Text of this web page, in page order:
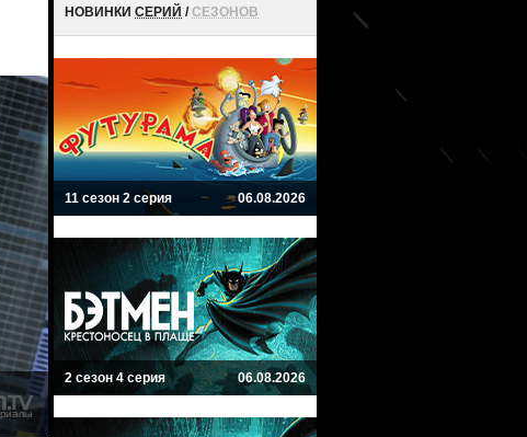
НОВИНКИ СЕРИЙ /СЕЗОНОВ
11 сезон 2 серия 06.08.2026
2 сезон 4 серия 06.08.2026